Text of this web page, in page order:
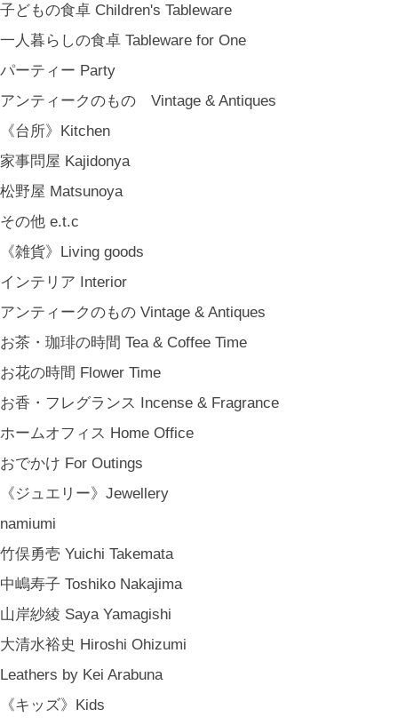
子どもの食卓 Children's Tableware
一人暮らしの食卓 Tableware for One
パーティー Party
アンティークのもの Vintage & Antiques
《台所》Kitchen
家事問屋 Kajidonya
松野屋 Matsunoya
その他 e.t.c
《雑貨》Living goods
インテリア Interior
アンティークのもの Vintage & Antiques
お茶・珈琲の時間 Tea & Coffee Time
お花の時間 Flower Time
お香・フレグランス Incense & Fragrance
ホームオフィス Home Office
おでかけ For Outings
《ジュエリー》Jewellery
namiumi
竹俣勇壱 Yuichi Takemata
中嶋寿子 Toshiko Nakajima
山岸紗綾 Saya Yamagishi
大清水裕史 Hiroshi Ohizumi
Leathers by Kei Arabuna
《キッズ》Kids